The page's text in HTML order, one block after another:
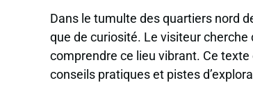
Dans le tumulte des quartiers nord
que de curiosité. Le visiteur cherche
comprendre ce lieu vibrant. Ce
conseils pratiques et pistes